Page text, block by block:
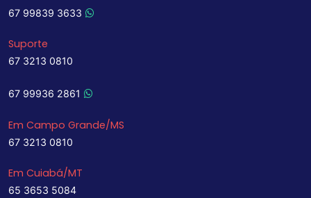
67 99839 3633
Suporte
67 3213 0810
67 99936 2861
Em Campo Grande/MS
67 3213 0810
Em Cuiabá/MT
65 3653 5084